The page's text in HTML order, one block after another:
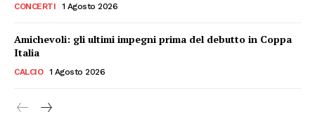
CONCERTI 1 Agosto 2026
Amichevoli: gli ultimi impegni prima del debutto in Coppa
Italia
CALCIO 1 Agosto 2026